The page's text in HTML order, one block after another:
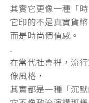
其實它更像一種「
它印的不是真實貨幣
而是時尚價值感。
.
在當代社會裡，流
像風格，
其實都是一種「沉